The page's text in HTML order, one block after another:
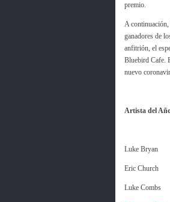
premio.
A continuación,
ganadores de
anfitrión, el
Bluebird Cafe.
nuevo
Artista del
Luke Bryan
Eric Church
Luke Combs